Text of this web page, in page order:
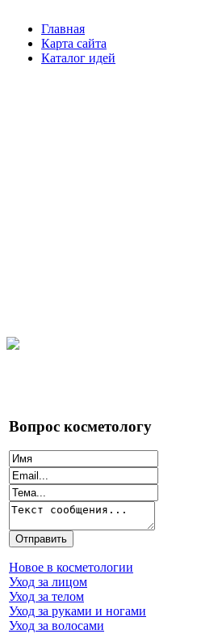
Главная
Карта сайта
Каталог идей
Вопрос косметологу
Новое в косметологии
Уход за лицом
Уход за телом
Уход за руками и ногами
Уход за волосами